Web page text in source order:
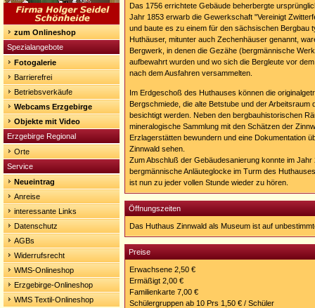
zum Onlineshop
Spezialangebote
Fotogalerie
Barrierefrei
Betriebsverkäufe
Webcams Erzgebirge
Objekte mit Video
Erzgebirge Regional
Orte
Service
Neueintrag
Anreise
interessante Links
Datenschutz
AGBs
Widerrufsrecht
WMS-Onlineshop
Erzgebirge-Onlineshop
WMS Textil-Onlineshop
Das 1756 errichtete Gebäude beherbergte
Jahr 1853 erwarb die Gewerkschaft "Vereinigt
und baute es zu einem für den sächsischen Bergbau
Huthäuser, mitunter auch Zechenhäuser genannt,
Bergwerk, in denen die Gezähe (bergmännische
aufbewahrt wurden und wo sich die Bergleute vor
nach dem Ausfahren versammelten.
Im Erdgeschoß des Huthauses können die
Bergschmiede, die alte Betstube und der Arbeitsraum
besichtigt werden. Neben den bergbauhistorischen
mineralogische Sammlung mit den Schätzen der
Erzlagerstätten bewundern und eine Dokumentation
Zinnwald sehen.
Zum Abschluß der Gebäudesanierung konnte im Jahr
bergmännische Anläuteglocke im Turm des
ist nun zu jeder vollen Stunde wieder zu hören.
Öffnungszeiten
Das Huthaus Zinnwald als Museum ist auf
Preise
Erwachsene 2,50 €
Ermäßigt 2,00 €
Familienkarte 7,00 €
Schülergruppen ab 10 Prs 1,50 € / Schüler